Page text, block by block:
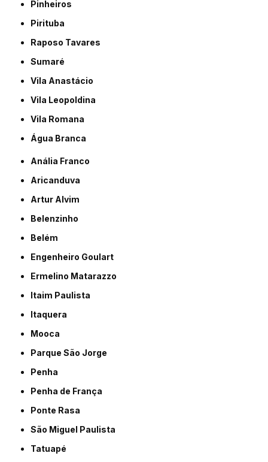
Pinheiros
Pirituba
Raposo Tavares
Sumaré
Vila Anastácio
Vila Leopoldina
Vila Romana
Água Branca
Anália Franco
Aricanduva
Artur Alvim
Belenzinho
Belém
Engenheiro Goulart
Ermelino Matarazzo
Itaim Paulista
Itaquera
Mooca
Parque São Jorge
Penha
Penha de França
Ponte Rasa
São Miguel Paulista
Tatuapé